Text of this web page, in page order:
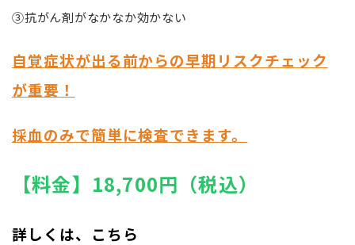
③抗がん剤がなかなか効かない
自覚症状が出る前からの早期リスクチェック
が重要！
採血のみで簡単に検査できます。
【料金】18,700円（税込）
詳しくは、こちら